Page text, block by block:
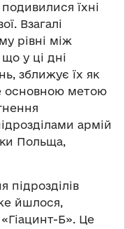
їхні
Взагалі
рівні між
у ці дні
зближує їх як
основною метою
армій
Польща,
підрозділів
йшлося,
Б». Це